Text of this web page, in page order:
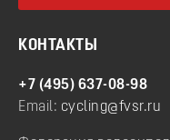
КОНТАКТЫ
+7 (495) 637-08-98
Email: cycling@fvsr.ru